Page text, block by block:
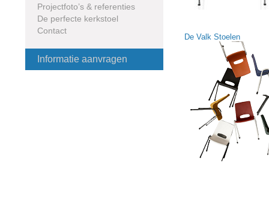
Projectfoto’s & referenties
De perfecte kerkstoel
Contact
Informatie aanvragen
De Valk Stoelen